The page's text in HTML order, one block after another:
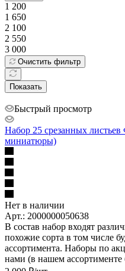
1 200
1 650
2 100
2 550
3 000
Очистить фильтр
Показать
Быстрый просмотр
Набор 25 срезанных
миниатюры)
Нет в наличии
Арт.: 2000000050638
В состав набор входят
похожие сорта в том числе
ассортимента. Наборы по
нами (в нашем ассортименте